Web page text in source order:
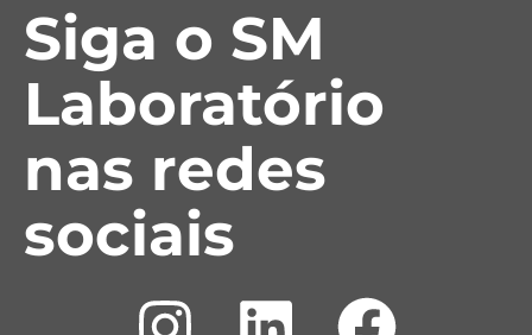
Siga o SM
Laboratório
nas redes
sociais